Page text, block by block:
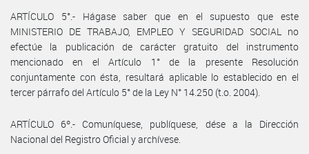
ARTÍCULO 5°.- Hágase saber que en el supuesto que este
MINISTERIO DE TRABAJO, EMPLEO Y SEGURIDAD SOCIAL no
efectúe la publicación de carácter gratuito del instrumento
mencionado en el Artículo 1° de la presente Resolución
conjuntamente con ésta, resultará aplicable lo establecido en el
tercer párrafo del Artículo 5° de la Ley N° 14.250 (t.o. 2004).
ARTÍCULO 6º.- Comuníquese, publíquese, dése a la Dirección
Nacional del Registro Oficial y archívese.